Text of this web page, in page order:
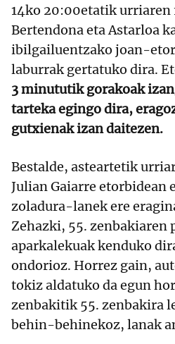
14ko 20:00etatik urriaren
Bertendona eta Astarloa
ibilgailuentzako joan-
laburrak gertatuko dira.
3 minututik gorakoak
tarteka egingo dira,
gutxienak izan daitezen.
Bestalde, asteartetik
Julian Gaiarre etorbidean
zoladura-lanek ere
Zehazki, 55. zenbakiaren
aparkalekuak kenduko
ondorioz. Horrez gain,
tokiz aldatuko da egun
zenbakitik 55. zenbakira
behin-behinekoz, lanak